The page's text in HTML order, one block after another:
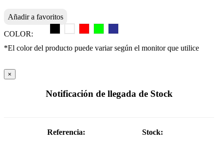
Añadir a favoritos
COLOR:
*El color del producto puede variar según el monitor que utilice
×
Notificación de llegada de Stock
Referencia: Stock: